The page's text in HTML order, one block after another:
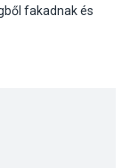
fakadnak és